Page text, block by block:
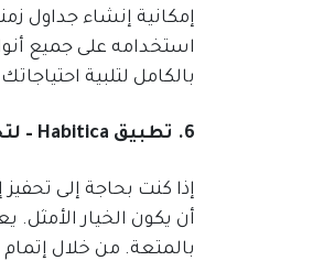
إمكانية إنشاء جداول
استخدامه على جميع
بالكامل لتلبية
6. تطبيق Habitica – لتحفيزك على بناء العادات الجيدة
أن يكون الخيار
بالمتعة. من خلال